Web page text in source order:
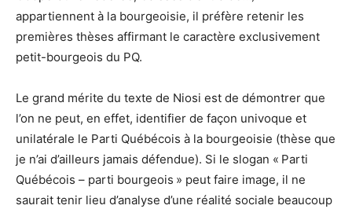
appartiennent à la bourgeoisie, il préfère retenir les
premières thèses affirmant le caractère exclusivement
petit-bourgeois du PQ.
Le grand mérite du texte de Niosi est de démontrer que
l’on ne peut, en effet, identifier de façon univoque et
unilatérale le Parti Québécois à la bourgeoisie (thèse que
je n’ai d’ailleurs jamais défendue). Si le slogan « Parti
Québécois – parti bourgeois » peut faire image, il ne
saurait tenir lieu d’analyse d’une réalité sociale beaucoup